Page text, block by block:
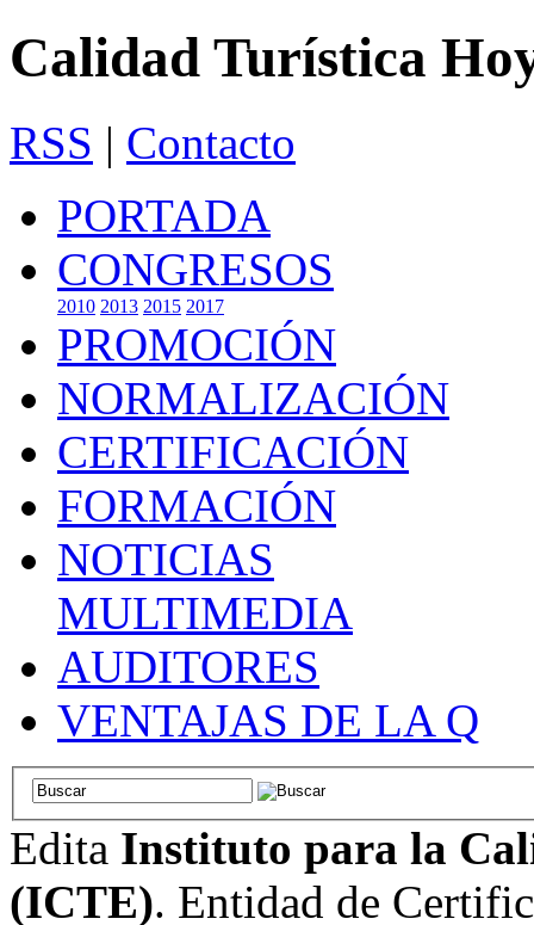
Calidad Turística
RSS | Contacto
PORTADA
CONGRESOS
2010 2013 2015 2017
PROMOCIÓN
NORMALIZACIÓN
CERTIFICACIÓN
FORMACIÓN
NOTICIAS
MULTIMEDIA
AUDITORES
VENTAJAS DE LA Q
Edita Instituto para la
(ICTE). Entidad de